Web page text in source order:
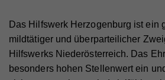
Das Hilfswerk Herzogenburg ist ein
mildtätiger und überparteilicher
Hilfswerks Niederösterreich. Das
besonders hohen Stellenwert ein